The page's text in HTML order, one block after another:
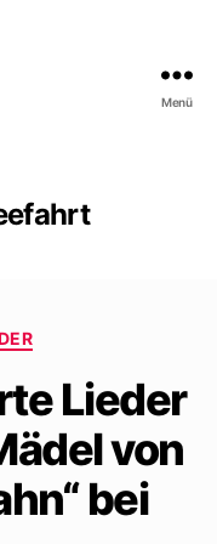
Menü
Lieder
von
bei